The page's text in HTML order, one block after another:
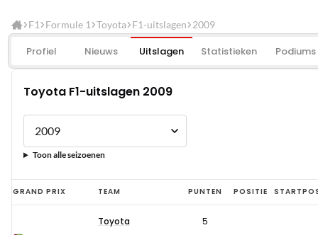
F1 Formule 1 Toyota F1-uitslagen 2009
Profiel Nieuws Uitslagen Statistieken Podiums
Toyota F1-uitslagen 2009
Toon alle seizoenen
Toyota
F1-
GRAND PRIX TEAM PUNTEN POSITIE
Toyota 5